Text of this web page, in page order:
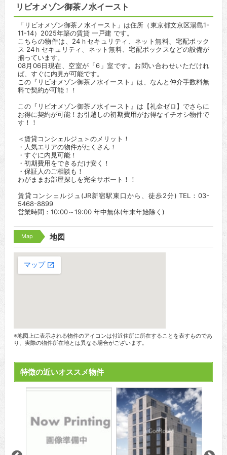
リビオメゾン御茶ノ水イースト
「リビオメゾン御茶ノ水イースト」は住所（東京都文京区湯島1-
11-14）2025年築の賃貸 一戸建 です。
こちらの物件は、24ｈセキュリティ、ネット無料、宅配ボック
ス 24ｈセキュリティ、ネット無料、宅配ボックスなどの設備が
揃っています。
08月06日現在、空室が「6」室です。お問い合わせいただけれ
ば、すぐに内見が可能です。
この『リビオメゾン御茶ノ水イースト』は、なんと仲介手数料無
料で契約が可能！！
この『リビオメゾン御茶ノ水イースト』は【礼金ゼロ】でさらに
お得に契約が可能！お引越しの初期費用がお得なイチオシ物件で
す！！
＜賃貸コンシェルジュ＞のメリット！
・人気エリアの物件がたくさん！
・すぐに内見可能！
・初期費用をできるだけ安く！
・保証人のご相談も！
わがままお部屋探しを完全サポート！！
賃貸コンシェルジュ(JR新宿駅東口から、徒歩2分) TEL：03-
5468-8899
営業時間：10:00～19:00 年中無休(年末年始除く)
Map 地図
※地図上に表示される物件のアイコンは付近住所に所在することを表すものであ
り、実際の物件所在地とは異なる場合がございます。
特徴の近いオススメ物件